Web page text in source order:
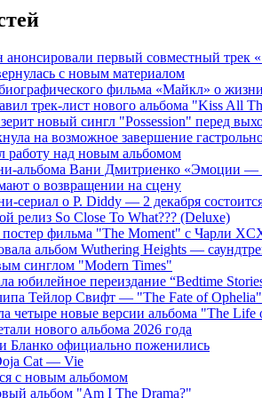
анонсировали первый совместный
с новым материалом
фильма «Майкл» о
трек-лист нового альбома "Kiss All
новый сингл "Possession" перед
на возможное завершение
работу над новым альбомом
альбома Вани Дмитриенко «Эмоции —
о возвращении на сцену
сериал о P. Diddy — 2 декабря
релиз So Close To What??? (Deluxe)
фильма "The Moment" с Чарли
альбом Wuthering Heights —
синглом "Modern Times"
юбилейное переиздание “Bedtime
Тейлор Свифт — "The Fate of Ophelia"
четыре новые версии альбома "The Life
нового альбома 2026 года
Бланко официально поженились
Cat — Vie
с новым альбомом
альбом "Am I The Drama?"